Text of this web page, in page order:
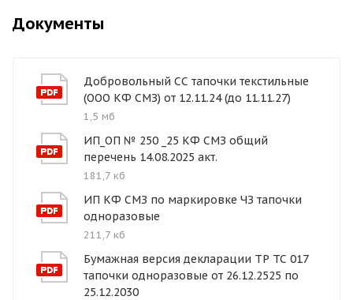
Документы
Добровольный СС тапочки текстильные
(ООО КФ СМЗ) от 12.11.24 (до 11.11.27)
1,5 мб
ИП_ОП № 250 _25 КФ СМЗ общий
перечень 14.08.2025 акт.
181,7 кб
ИП КФ СМЗ по маркировке ЧЗ тапочки
одноразовые
211,7 кб
Бумажная версия декларации ТР ТС 017
тапочки одноразовые от 26.12.2525 по
25.12.2030